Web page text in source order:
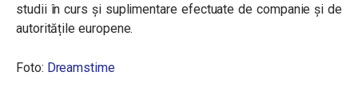
studii în curs și suplimentare efectuate de companie și de
autoritățile europene.
Foto: Dreamstime